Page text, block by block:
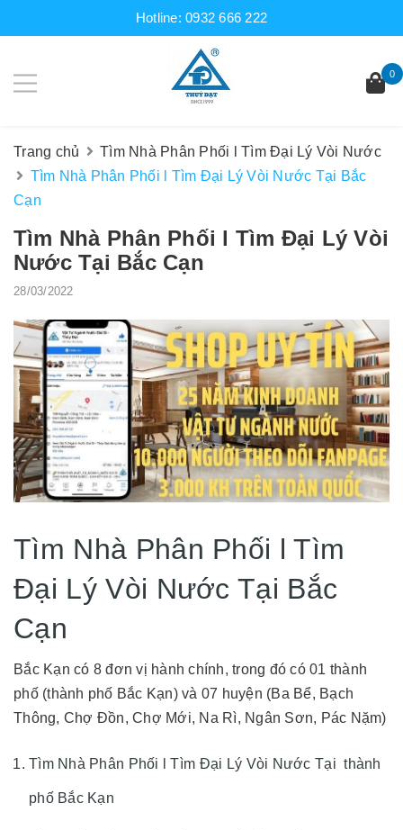
Hotline:0932 666 222
0
Trang chủ
Tìm Nhà Phân Phối l Tìm Đại Lý Vòi Nước
Tìm Nhà Phân Phối l Tìm Đại Lý Vòi Nước Tại Bắc
Cạn
Tìm Nhà Phân Phối l Tìm Đại Lý Vòi
Nước Tại Bắc Cạn
28/03/2022
Tìm Nhà Phân Phối l Tìm
Đại Lý Vòi Nước Tại Bắc
Cạn
Bắc Kạn có 8 đơn vị hành chính, trong đó có 01 thành
phố (thành phố Bắc Kạn) và 07 huyện (Ba Bể, Bạch
Thông, Chợ Đồn, Chợ Mới, Na Rì, Ngân Sơn, Pác Nặm)
Tìm Nhà Phân Phối l Tìm Đại Lý Vòi Nước Tại thành
phố Bắc Kạn